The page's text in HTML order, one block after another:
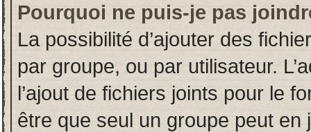
Pourquoi ne puis-je pas
La possibilité d’ajouter des
par groupe, ou par utilisateur.
l’ajout de fichiers joints pour le
être que seul un groupe peut en